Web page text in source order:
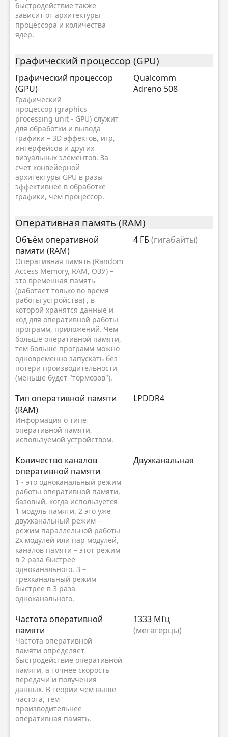
быстродействие также
зависит от архитектуры
процессора и количества
ядер.
Графический процессор (GPU)
Графический процессор
(GPU)
Графический
процессор (graphics
processing unit - GPU) служит
для обработки и вывода
графики – 3D эффектов, игр,
интерфейсов и других
визуальных элементов. За
счет конвейерной
архитектуры GPU в разы
эффективнее в обработке
графики, чем процессор.
Qualcomm
Adreno 508
Оперативная память (RAM)
Объём оперативной
памяти (RAM)
Оперативная память (Random
Access Memory, RAM, ОЗУ) –
это временная память
(работает только во время
работы устройства) , в
которой хранятся данные и
код для оперативной работы
программ, приложений. Чем
больше оперативной памяти,
тем больше программ можно
одновременно запускать без
потери производительности
(меньше будет "тормозов").
4 ГБ (гигабайты)
Тип оперативной памяти
(RAM)
Информация о типе
оперативной памяти,
используемой устройством.
LPDDR4
Количество каналов
оперативной памяти
1 - это одноканальный режим
работы оперативной памяти,
базовый, когда используется
1 модуль памяти. 2 это уже
двухканальный режим –
режим параллельной работы
2х модулей или пар модулей,
каналов памяти – этот режим
в 2 раза быстрее
одноканального. 3 –
трехканальный режим
быстрее в 3 раза
одноканального.
Двухканальная
Частота оперативной
памяти
Частота оперативной
памяти определяет
быстродействие оперативной
памяти, а точнее скорость
передачи и получения
данных. В теории чем выше
частота, тем
производительнее
оперативная память.
1333 МГц
(мегагерцы)